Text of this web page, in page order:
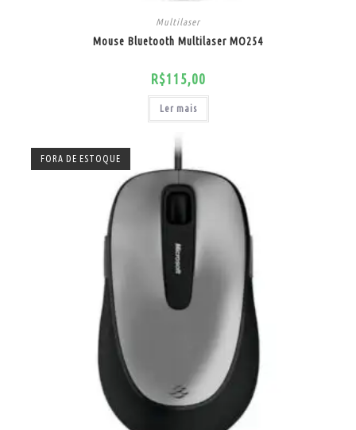
Multilaser
Mouse Bluetooth Multilaser MO254
R$115,00
Ler mais
FORA DE ESTOQUE